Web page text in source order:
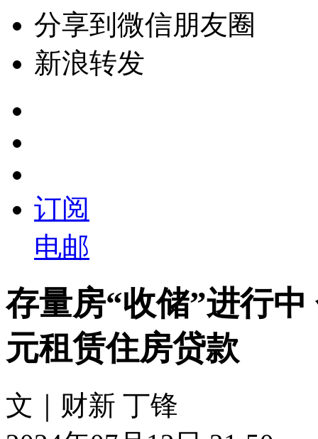
分享到微信朋友圈
新浪转发
订阅
电邮
存量房“收储”进行
元租赁住房贷款
文｜财新 丁锋